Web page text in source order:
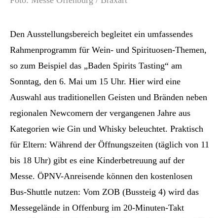
Den Ausstellungsbereich begleitet ein umfassendes
Rahmenprogramm für Wein- und Spirituosen-Themen,
so zum Beispiel das „Baden Spirits Tasting“ am
Sonntag, den 6. Mai um 15 Uhr. Hier wird eine
Auswahl aus traditionellen Geisten und Bränden neben
regionalen Newcomern der vergangenen Jahre aus
Kategorien wie Gin und Whisky beleuchtet. Praktisch
für Eltern: Während der Öffnungszeiten (täglich von 11
bis 18 Uhr) gibt es eine Kinderbetreuung auf der
Messe. ÖPNV-Anreisende können den kostenlosen
Bus-Shuttle nutzen: Vom ZOB (Bussteig 4) wird das
Messegelände in Offenburg im 20-Minuten-Takt